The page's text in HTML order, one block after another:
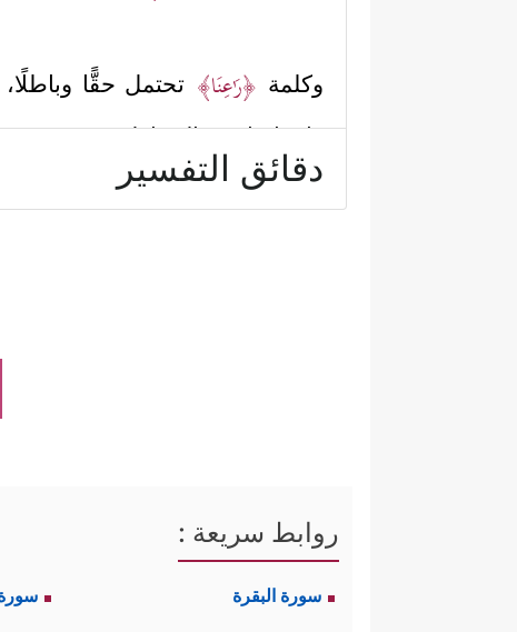
وكلمة ﴿رَ ٰ⁠عِنَا﴾ تحتمل حقًّا
وانتقاصا من المخاطب، ويعنون
توجيه الخطاب بها لنبيِّه
،
يؤكّد القرآن الكريم في هذا
﴿مَّا یَوَدُّ
ثم يؤكِّد ويصرِّح أكثر:
دقائق التفسير
روابط سريعة :
سورة البقرة